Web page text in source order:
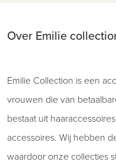
Over Emilie
Emilie Collection is een
vrouwen die van
bestaat uit
accessoires. Wij hebben
waardoor onze collecties